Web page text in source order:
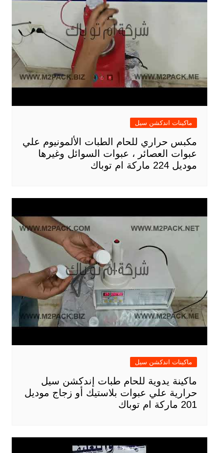
ماكينات اندكشن سيل
مكبس حراري للحام الطبات الألمونيوم علي
عبوات العصائر ، عبوات السوائل وغيرها
موديل 224 ماركة ام توباك
ماكينات اندكشن سيل
ماكينة يدوية للحام طبات إندكشن سيل
حرارية علي عبوات بلاستيك أو زجاج موديل
201 ماركة ام توباك